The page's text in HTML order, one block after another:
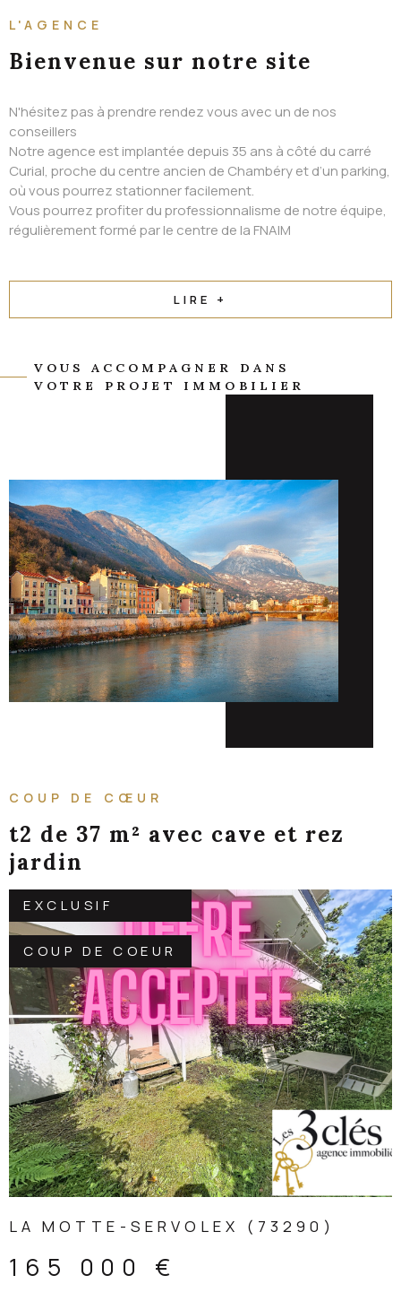
L'AGENCE
Bienvenue sur notre site
N'hésitez pas à prendre rendez vous avec un de nos
conseillers
Notre agence est implantée depuis 35 ans à côté du carré
Curial, proche du centre ancien de Chambéry et d’un parking,
où vous pourrez stationner facilement.
Vous pourrez profiter du professionnalisme de notre équipe,
régulièrement formé par le centre de la FNAIM
LIRE +
VOUS ACCOMPAGNER DANS
VOTRE PROJET IMMOBILIER
COUP DE CŒUR
t2 de 37 m² avec cave et rez
jardin
EXCLUSIF
COUP DE COEUR
LA MOTTE-SERVOLEX (73290)
165 000 €